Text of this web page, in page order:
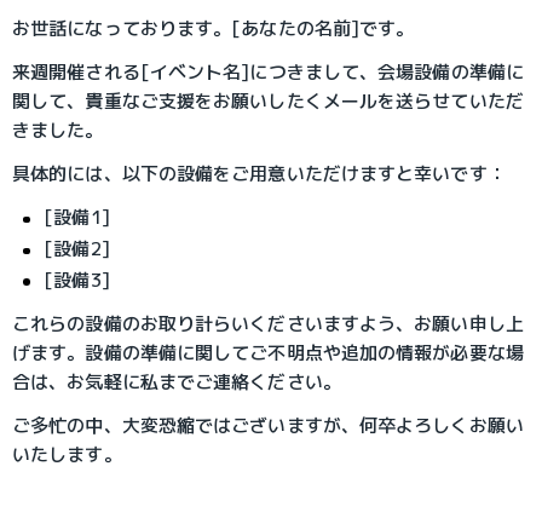
お世話になっております。[あなたの名前]です。
来週開催される[イベント名]につきまして、会場設備の準備に
関して、貴重なご支援をお願いしたくメールを送らせていただ
きました。
具体的には、以下の設備をご用意いただけますと幸いです：
[設備1]
[設備2]
[設備3]
これらの設備のお取り計らいくださいますよう、お願い申し上
げます。設備の準備に関してご不明点や追加の情報が必要な場
合は、お気軽に私までご連絡ください。
ご多忙の中、大変恐縮ではございますが、何卒よろしくお願い
いたします。